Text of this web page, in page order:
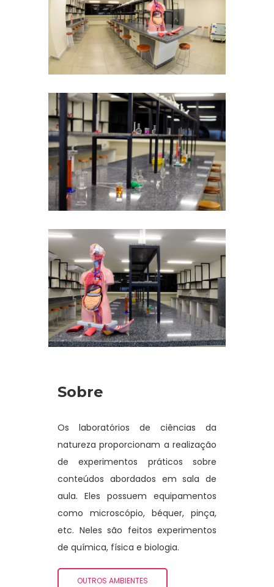
Sobre
Os laboratórios de ciências da
natureza proporcionam a realização
de experimentos práticos sobre
conteúdos abordados em sala de
aula. Eles possuem equipamentos
como microscópio, béquer, pinça,
etc. Neles são feitos experimentos
de química, física e biologia.
OUTROS AMBIENTES